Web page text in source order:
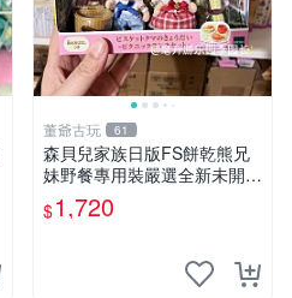
董爺古玩 61
森貝兒家族日版FS餅乾熊兄
妹野餐專用裝嚴選全新未開
封，包含兩組大童款紙盒裝，
適合收藏與分享。 餅乾熊兄
$1,720